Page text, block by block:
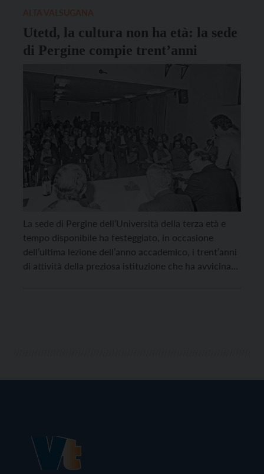
Utetd, la cultura non ha età: la sede
di Pergine compie trent’anni
La sede di Pergine dell’Università della terza età e
tempo disponibile ha festeggiato, in occasione
dell’ultima lezione dell’anno accademico, i trent’anni
di attività della preziosa istituzione che ha avvicinato